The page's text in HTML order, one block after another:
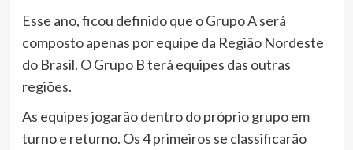
Esse ano, ficou definido que o Grupo A será
composto apenas por equipe da Região Nordeste
do Brasil. O Grupo B terá equipes das outras
regiões.
As equipes jogarão dentro do próprio grupo em
turno e returno. Os 4 primeiros se classificarão